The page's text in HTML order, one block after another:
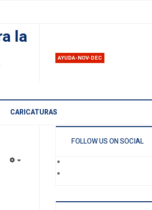
la
AYUDA-NOV-DEC
CARICATURAS
FOLLOW US ON SOCIAL